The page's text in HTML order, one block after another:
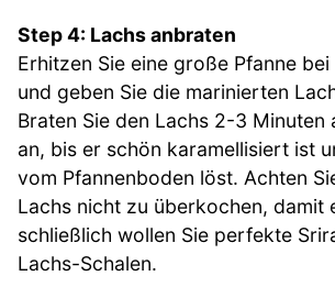
Step 4: Lachs anbraten
Erhitzen Sie eine große Pfanne
und geben Sie die marinierten
Braten Sie den Lachs 2-3 Minuten
an, bis er schön karamellisiert ist
vom Pfannenboden löst. Achten
Lachs nicht zu überkochen, damit
schließlich wollen Sie perfekte
Lachs-Schalen.